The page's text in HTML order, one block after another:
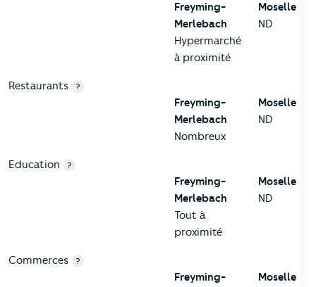
Freyming-
Merlebach
Hypermarché
à proximité
Moselle
ND
Restaurants ?
Freyming-
Merlebach
Nombreux
Moselle
ND
Education ?
Freyming-
Merlebach
Tout à
proximité
Moselle
ND
Commerces ?
Freyming-
Moselle